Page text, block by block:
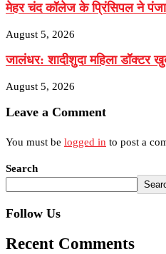
मेहर चंद कॉलेज के प्रिंसिपल ने
August 5, 2026
जालंधर: शादीशुदा महिला डॉक्टर
August 5, 2026
Leave a Comment
You must be logged in to post a
Search
Follow Us
Recent Comments